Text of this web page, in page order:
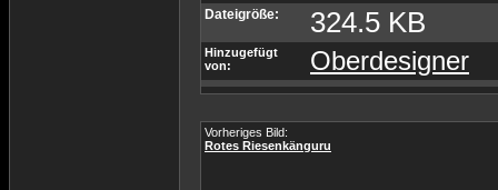
Dateigröße: 324.5 KB
Hinzugefügt
von:
Oberdesigner
Vorheriges Bild:
Rotes Riesenkänguru